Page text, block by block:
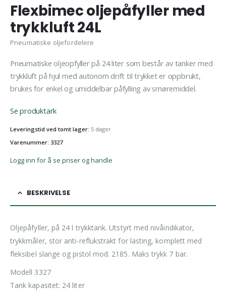
Flexbimec oljepåfyller med
trykkluft 24L
Pneumatiske oljefordelere
Pneumatiske oljeopfyller på 24 liter som består av tanker med
trykkluft på hjul med autonom drift til trykket er oppbrukt,
brukes for enkel og umiddelbar påfylling av smøremiddel.
Se produktark
Leveringstid ved tomt lager: 5 dager
Varenummer: 3327
Logg inn for å se priser og handle
BESKRIVELSE
Oljepåfyller, på 24 l trykktank. Utstyrt med nivåindikator,
trykkmåler, stor anti-reflukstrakt for lasting, komplett med
fleksibel slange og pistol mod. 2185. Maks trykk 7 bar.
Modell 3327
Tank kapasitet: 24 liter